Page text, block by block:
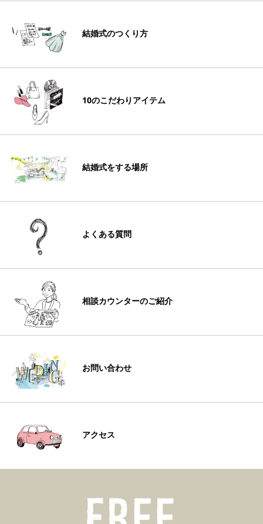
結婚式のつくり方
10のこだわりアイテム
結婚式をする場所
よくある質問
相談カウンターのご紹介
お問い合わせ
アクセス